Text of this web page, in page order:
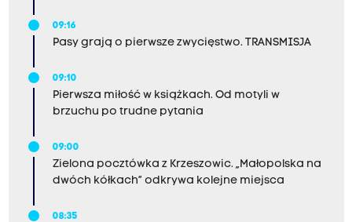
09:16
Pasy grają o pierwsze zwycięstwo. TRANSMISJA
09:10
Pierwsza miłość w książkach. Od motyli w
brzuchu po trudne pytania
09:00
Zielona pocztówka z Krzeszowic. „Małopolska na
dwóch kółkach” odkrywa kolejne miejsca
08:35